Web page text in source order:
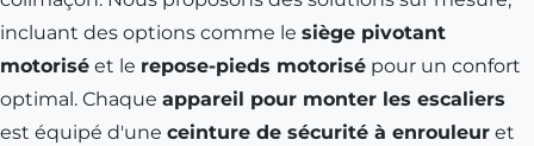
incluant des options comme le siège pivotant
motorisé et le repose-pieds motorisé pour un confort
optimal. Chaque appareil pour monter les escaliers
est équipé d'une ceinture de sécurité à enrouleur et